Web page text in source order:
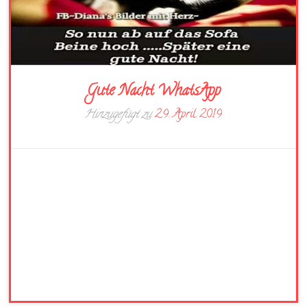
Gute Nacht WhatsApp
Hinzugefügt zu29. April 2019